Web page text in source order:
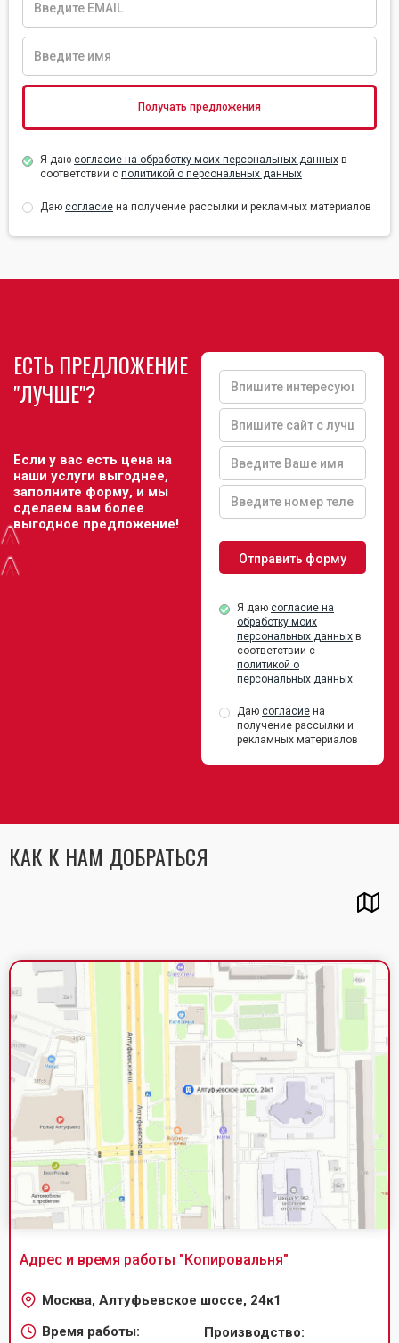
Я даю согласие на обработку моих персональных данных в
соответствии с политикой о персональных данных
Даю согласие на получение рассылки и рекламных материалов
ЕСТЬ ПРЕДЛОЖЕНИЕ
"ЛУЧШЕ"?
Если у вас есть цена на
наши услуги выгоднее,
заполните форму, и мы
сделаем вам более
выгодное предложение!
Я даю согласие на
обработку моих
персональных данных в
соответствии с
политикой о
персональных данных
Даю согласие на
получение рассылки и
рекламных материалов
КАК К НАМ ДОБРАТЬСЯ
Адрес и время работы "Копировальня"
Москва, Алтуфьевское шоссе, 24к1
Время работы:
Производство:
^
^